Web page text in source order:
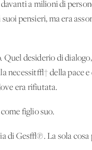
a milioni di
pensieri, ma era
desiderio di
necessit√† della pace e
era rifiutata.
figlio suo.
di Ges√π. La sola cosa